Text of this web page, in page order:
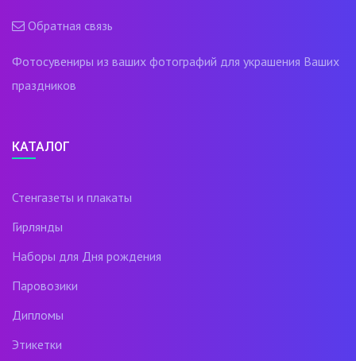
Обратная связь
Фотосувениры из ваших фотографий для украшения Ваших
праздников
КАТАЛОГ
Стенгазеты и плакаты
Гирлянды
Наборы для Дня рождения
Паровозики
Дипломы
Этикетки